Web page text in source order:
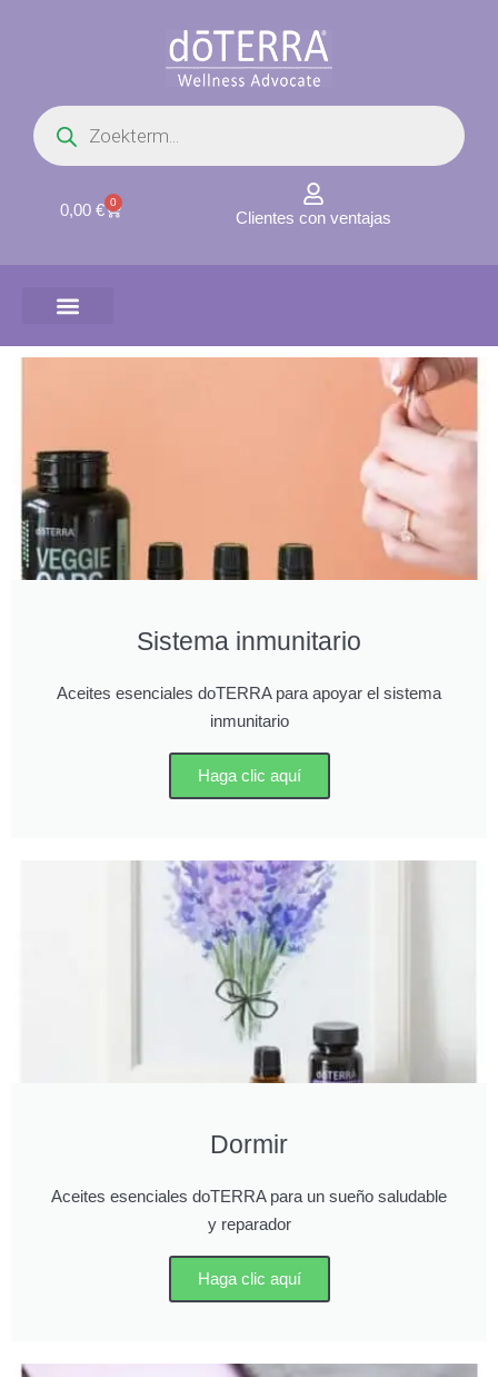
Búsqueda
de
productos
0,00 € 0
Carrito Clientes con ventajas
Sistema inmunitario
Aceites esenciales doTERRA para apoyar el sistema
inmunitario
Haga clic aquí
Dormir
Aceites esenciales doTERRA para un sueño saludable
y reparador
Haga clic aquí